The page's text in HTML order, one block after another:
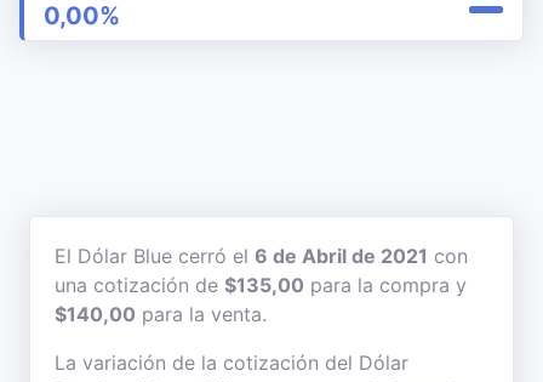
0,00%
El Dólar Blue cerró el 6 de Abril de 2021 con
una cotización de $135,00 para la compra y
$140,00 para la venta.
La variación de la cotización del Dólar